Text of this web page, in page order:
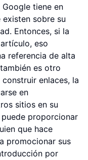
tiene en
sobre su
Entonces, si la
eso
referencia de alta
es otro
enlaces, la
en
sitios en su
proporcionar
que hace
promocionar sus
por